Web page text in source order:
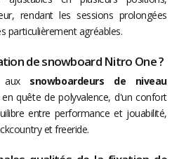
rendant les sessions prolongées
particulièrement agréables.
de snowboard Nitro One ?
aux snowboardeurs de niveau
en quête de polyvalence, d'un confort
entre performance et jouabilité,
et freeride.